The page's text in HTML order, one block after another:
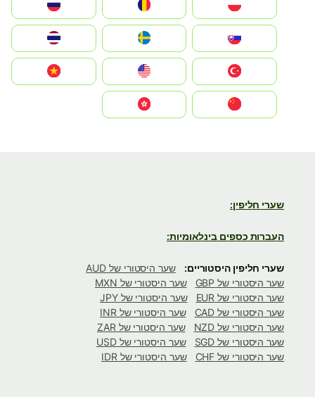
România
Slovensko
United States
Vietnam
שערי חליפין:
העברות כספים בינלאומיות:
שערי חליפין היסטוריים:
שער היסטורי של AUD
שער היסטורי של GBP
שער היסטורי של MXN
שער היסטורי של EUR
שער היסטורי של JPY
שער היסטורי של CAD
שער היסטורי של INR
שער היסטורי של NZD
שער היסטורי של ZAR
שער היסטורי של SGD
שער היסטורי של USD
שער היסטורי של CHF
שער היסטורי של IDR